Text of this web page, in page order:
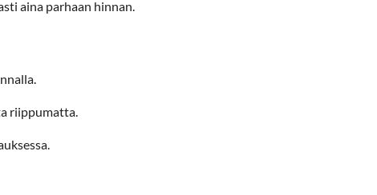
aina parhaan hinnan.
riippumatta.